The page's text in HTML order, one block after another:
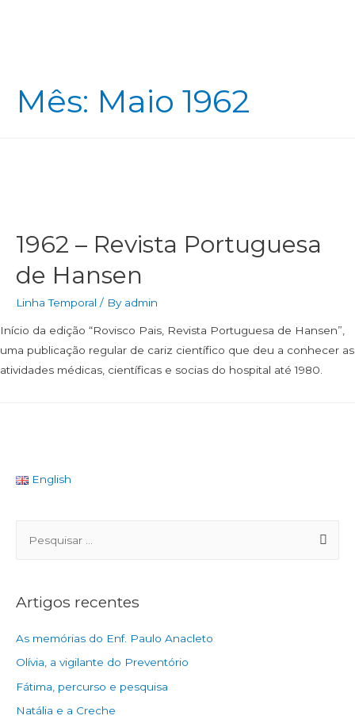
Mês: Maio 1962
1962 – Revista Portuguesa
de Hansen
Linha Temporal / By admin
Início da edição “Rovisco Pais, Revista Portuguesa de Hansen”,
uma publicação regular de cariz científico que deu a conhecer as
atividades médicas, científicas e socias do hospital até 1980.
English
Artigos recentes
As memórias do Enf. Paulo Anacleto
Olívia, a vigilante do Preventório
Fátima, percurso e pesquisa
Natália e a Creche